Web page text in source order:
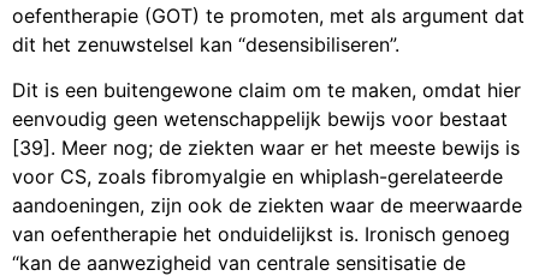
oefentherapie (GOT) te promoten, met als argument dat
dit het zenuwstelsel kan “desensibiliseren”.
Dit is een buitengewone claim om te maken, omdat hier
eenvoudig geen wetenschappelijk bewijs voor bestaat
[39]. Meer nog; de ziekten waar er het meeste bewijs is
voor CS, zoals fibromyalgie en whiplash-gerelateerde
aandoeningen, zijn ook de ziekten waar de meerwaarde
van oefentherapie het onduidelijkst is. Ironisch genoeg
“kan de aanwezigheid van centrale sensitisatie de